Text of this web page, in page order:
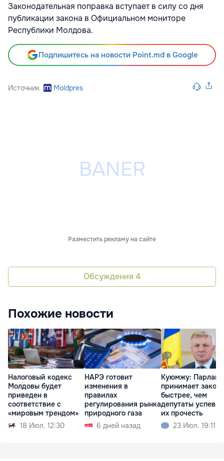
Законодательная поправка вступает в силу со дня
публикации закона в Официальном мониторе
Республики Молдова.
Подпишитесь на новости Point.md в Google
Источник Moldpres
Разместить рекламу на сайте
Обсуждения 4
Похожие новости
Налоговый кодекс
Молдовы будет
приведен в
соответствие с
«мировым трендом»
18 Июл. 12:30
НАРЭ готовит
изменения в
правилах
регулирования рынка
природного газа
6 дней назад
Куюмжу:
принимает
быстрее, чем
депутаты
их прочесть
23 Июл. 19:11